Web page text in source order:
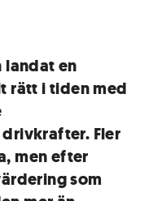
en
rätt i tiden med
Fler
men efter
som